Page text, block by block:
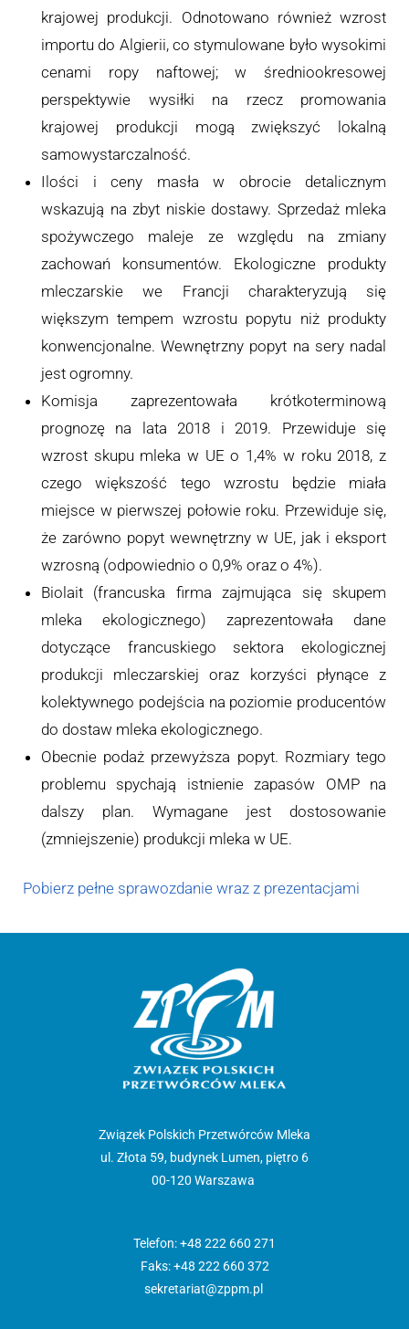
krajowej produkcji. Odnotowano również wzrost
importu do Algierii, co stymulowane było wysokimi
cenami ropy naftowej; w średniookresowej
perspektywie wysiłki na rzecz promowania
krajowej produkcji mogą zwiększyć lokalną
samowystarczalność.
Ilości i ceny masła w obrocie detalicznym
wskazują na zbyt niskie dostawy. Sprzedaż mleka
spożywczego maleje ze względu na zmiany
zachowań konsumentów. Ekologiczne produkty
mleczarskie we Francji charakteryzują się
większym tempem wzrostu popytu niż produkty
konwencjonalne. Wewnętrzny popyt na sery nadal
jest ogromny.
Komisja zaprezentowała krótkoterminową
prognozę na lata 2018 i 2019. Przewiduje się
wzrost skupu mleka w UE o 1,4% w roku 2018, z
czego większość tego wzrostu będzie miała
miejsce w pierwszej połowie roku. Przewiduje się,
że zarówno popyt wewnętrzny w UE, jak i eksport
wzrosną (odpowiednio o 0,9% oraz o 4%).
Biolait (francuska firma zajmująca się skupem
mleka ekologicznego) zaprezentowała dane
dotyczące francuskiego sektora ekologicznej
produkcji mleczarskiej oraz korzyści płynące z
kolektywnego podejścia na poziomie producentów
do dostaw mleka ekologicznego.
Obecnie podaż przewyższa popyt. Rozmiary tego
problemu spychają istnienie zapasów OMP na
dalszy plan. Wymagane jest dostosowanie
(zmniejszenie) produkcji mleka w UE.
Pobierz pełne sprawozdanie wraz z prezentacjami
Związek Polskich Przetwórców Mleka
ul. Złota 59, budynek Lumen, piętro 6
00-120 Warszawa
Telefon: +48 222 660 271
Faks: +48 222 660 372
sekretariat@zppm.pl